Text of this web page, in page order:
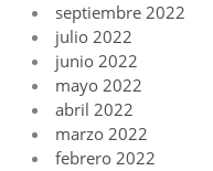
septiembre 2022
julio 2022
junio 2022
mayo 2022
abril 2022
marzo 2022
febrero 2022